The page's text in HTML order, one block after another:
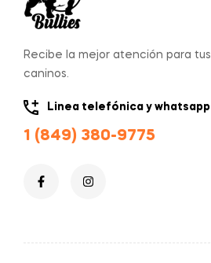
Recibe la mejor atención para tus
caninos.
Linea telefónica y whatsapp
1 (849) 380-9775